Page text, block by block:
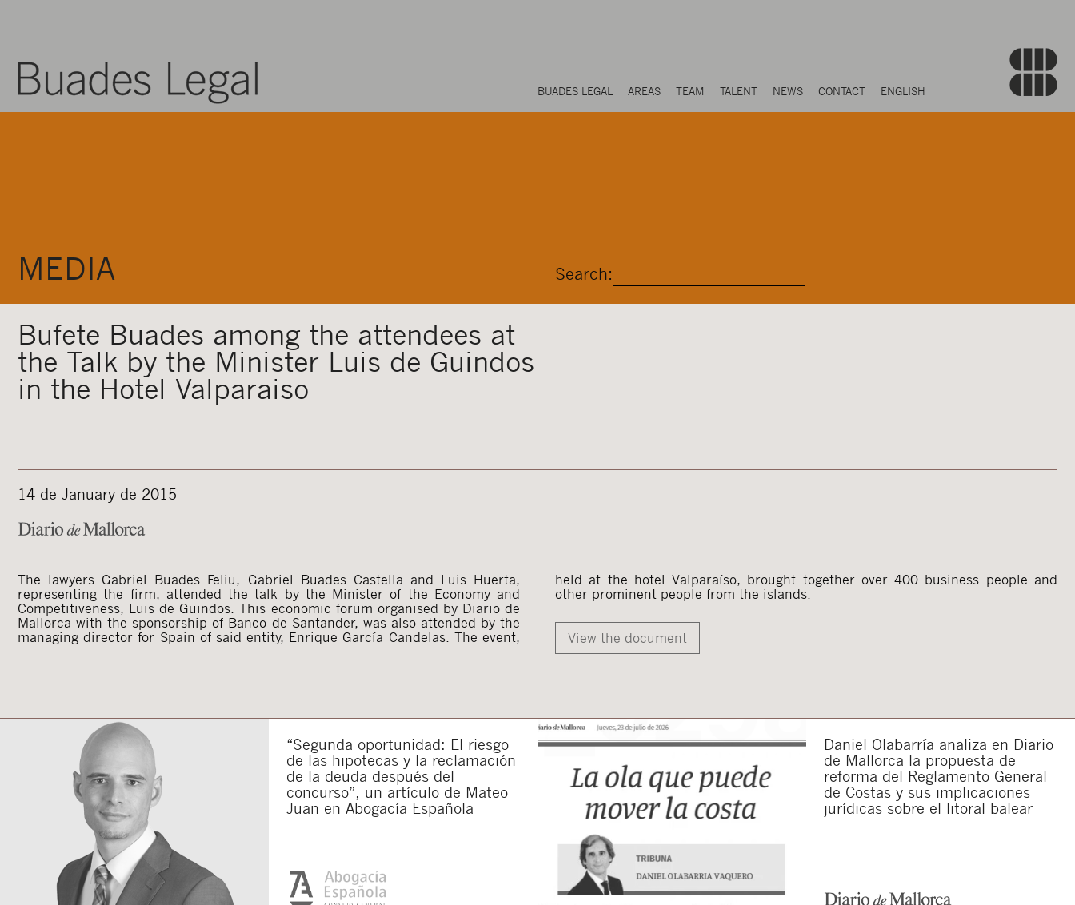
BUADES LEGAL AREAS TEAM TALENT NEWS CONTACT ENGLISH
MEDIA Search:
Bufete Buades among the attendees at
the Talk by the Minister Luis de Guindos
in the Hotel Valparaiso
14 de January de 2015
The lawyers Gabriel Buades Feliu, Gabriel Buades Castella and Luis Huerta,
representing the firm, attended the talk by the Minister of the Economy and
Competitiveness, Luis de Guindos. This economic forum organised by Diario de
Mallorca with the sponsorship of Banco de Santander, was also attended by the
managing director for Spain of said entity, Enrique García Candelas. The event,
held at the hotel Valparaíso, brought together over 400 business people and
other prominent people from the islands.
View the document
“Segunda oportunidad: El riesgo
de las hipotecas y la reclamación
de la deuda después del
concurso”, un artículo de Mateo
Juan en Abogacía Española
Daniel Olabarría analiza en Diario
de Mallorca la propuesta de
reforma del Reglamento General
de Costas y sus implicaciones
jurídicas sobre el litoral balear